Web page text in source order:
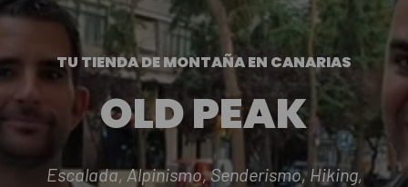
TU TIENDA DE MONTAÑA EN CANARIAS
OLD PEAK
Escalada, Alpinismo, Senderismo, Hiking,